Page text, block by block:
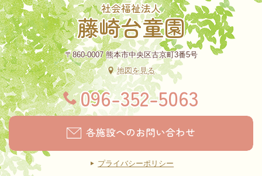
社会福祉法人
藤崎台童園
〒860-0007 熊本市中央区古京町3番5号
地図を見る
096-352-5063
各施設へのお問い合わせ
プライバシーポリシー